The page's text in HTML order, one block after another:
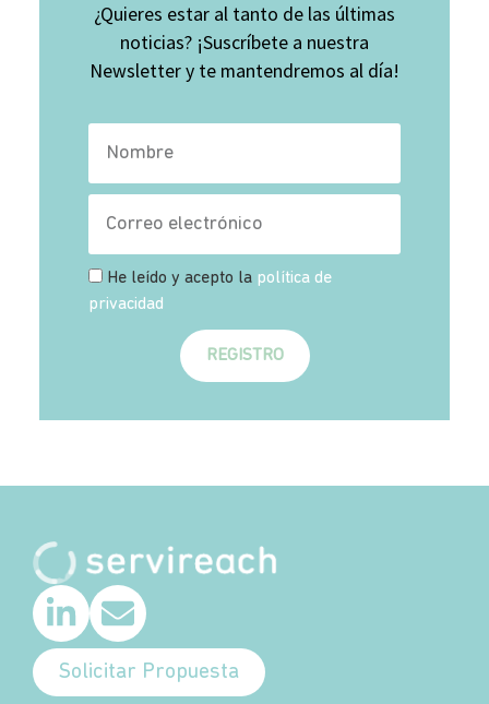
¿Quieres estar al tanto de las últimas
noticias? ¡Suscríbete a nuestra
Newsletter y te mantendremos al día!
He leído y acepto la política de
privacidad
REGISTRO
Solicitar Propuesta